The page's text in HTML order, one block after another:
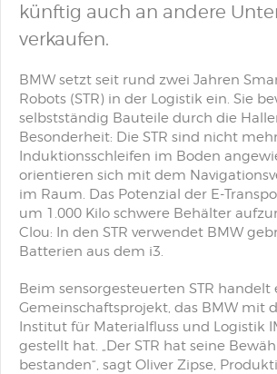
künftig auch an andere
verkaufen.
BMW setzt seit rund zwei Jahren
Robots (STR) in der Logistik ein. Sie
selbstständig Bauteile durch die
Besonderheit: Die STR sind nicht
Induktionsschleifen im Boden
orientieren sich mit dem
im Raum. Das Potenzial der E-
um 1.000 Kilo schwere Behälter
Clou: In den STR verwendet BMW
Batterien aus dem i3.
Beim sensorgesteuerten STR handelt
Gemeinschaftsprojekt, das BMW mit
Institut für Materialfluss und Logistik
gestellt hat. „Der STR hat seine
bestanden“, sagt Oliver Zipse,